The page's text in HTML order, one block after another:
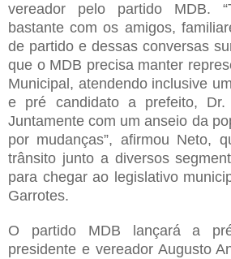
vereador pelo partido MDB.
bastante com os amigos,
de partido e dessas conversas
que o MDB precisa manter
Municipal, atendendo inclusive
e pré candidato a prefeito, Dr.
Juntamente com um anseio da
por mudanças”, afirmou Neto,
trânsito junto a diversos
para chegar ao legislativo
Garrotes.
O partido MDB lançará a
presidente e vereador Augusto